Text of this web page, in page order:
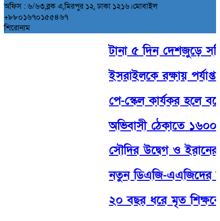
অফিস : ৬/৬৩,ব্লক এ,মিরপুর ১২, ঢাকা ১২১৬।মোবাইল
+৮৮০১৬৭০১৫৫৪৬৭
শিরোনাম
টানা ৫ দিন দেশজুড়ে
ইসরাইলকে রক্ষায় পর্যাপ্ত
পে-স্কেল কার্যকর হলে
অভিবাসী ঠেকাতে ১৬০০
সৌদির উদ্বেগ ও ইরানের
নতুন ডিএজি-এএজিদের
২০ বছর ধরে মৃত